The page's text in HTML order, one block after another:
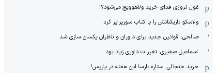
غول نروژی فدای خرید ولاهوویچ می‌شود؟!
ولاسکو بازیکنانش را با کتاب سورپرایز کرد
صالحی: قوانین جدید برای داوران و ناظران یکسان سازی شد
اسماعیل صفیری: تغیرات داوری زیاد بود
خرید جنجالی: ستاره بارسا این هفته در پاریس!